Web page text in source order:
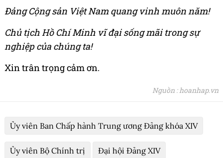
Đảng Cộng sản Việt Nam quang vinh muôn năm!
Chủ tịch Hồ Chí Minh vĩ đại sống mãi trong sự
nghiệp của chúng ta!
Xin trân trọng cảm ơn.
Nguồn : hoanhap.vn
Ủy viên Ban Chấp hành Trung ương Đảng khóa XIV
Ủy viên Bộ Chính trị Đại hội Đảng XIV